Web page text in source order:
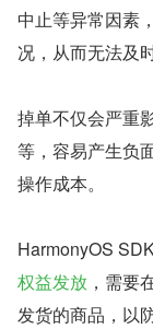
中止等异常因素
况，从而无法及
掉单不仅会严重
等，容易产生负
操作成本。
HarmonyOS
权益发放 ，需要
发货的商品，以